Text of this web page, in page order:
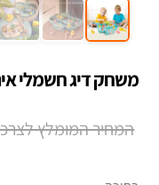
משחק דיג חשמלי